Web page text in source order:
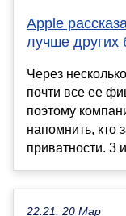
Apple
лучше других
Через
почти все ее
поэтому
напомнить, кто
приватности. 3
22:21, 20 Мар